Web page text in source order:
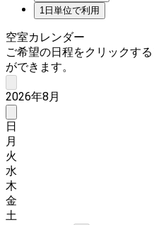
1日単位で利用
空室カレンダー
ご希望の日程をクリックす
ができます。
2026年8月
日
月
火
水
木
金
土